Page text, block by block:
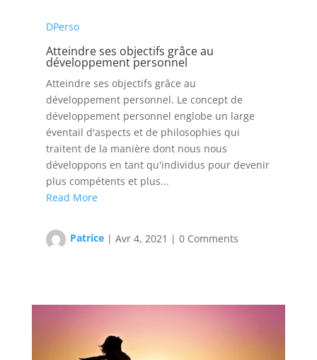
DPerso
Atteindre ses objectifs grâce au
développement personnel
Atteindre ses objectifs grâce au
développement personnel. Le concept de
développement personnel englobe un large
éventail d'aspects et de philosophies qui
traitent de la manière dont nous nous
développons en tant qu'individus pour devenir
plus compétents et plus...
Read More
Patrice| Avr 4, 2021 | 0 Comments